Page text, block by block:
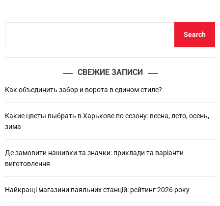
h
Search
СВЕЖИЕ ЗАПИСИ
Как объединить забор и ворота в едином стиле?
Какие цветы выбрать в Харькове по сезону: весна, лето, осень,
зима
Де замовити нашивки та значки: приклади та варіанти
виготовлення
Найкращі магазини паяльних станцій: рейтинг 2026 року